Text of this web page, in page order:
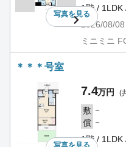
写真を見る
1階 / 1LDK
2026/08/08
ミニミニ
＊＊＊号室
写真を見る
7.4万円 (
敷 －
償 －
1階 / 1LDK